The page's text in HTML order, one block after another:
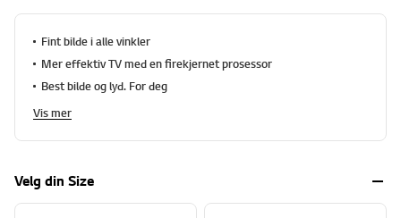
e
Fint bilde i alle vinkler
Mer effektiv TV med en firekjernet prosessor
Best bilde og lyd. For deg
Vis mer
Velg din Size